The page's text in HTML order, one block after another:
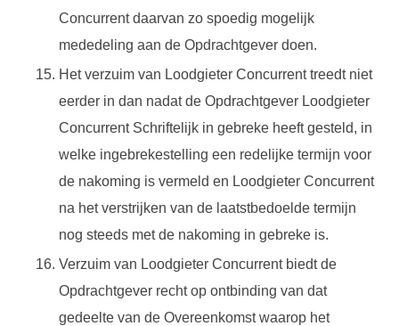
Concurrent daarvan zo spoedig mogelijk
mededeling aan de Opdrachtgever doen.
Het verzuim van Loodgieter Concurrent treedt niet
eerder in dan nadat de Opdrachtgever Loodgieter
Concurrent Schriftelijk in gebreke heeft gesteld, in
welke ingebrekestelling een redelijke termijn voor
de nakoming is vermeld en Loodgieter Concurrent
na het verstrijken van de laatstbedoelde termijn
nog steeds met de nakoming in gebreke is.
Verzuim van Loodgieter Concurrent biedt de
Opdrachtgever recht op ontbinding van dat
gedeelte van de Overeenkomst waarop het